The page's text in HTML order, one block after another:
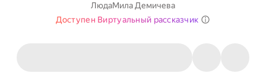
ЛюдаМила Демичева
Доступен Виртуальный рассказчик